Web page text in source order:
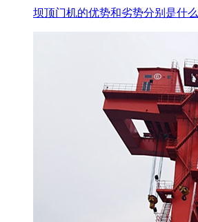
坝顶门机的优势和劣势分别是什么